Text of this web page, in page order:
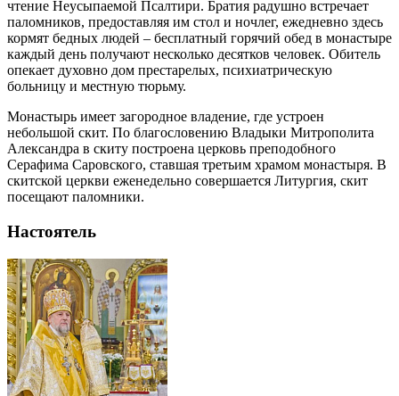
чтение Неусыпаемой Псалтири. Братия радушно встречает
паломников, предоставляя им стол и ночлег, ежедневно здесь
кормят бедных людей – бесплатный горячий обед в монастыре
каждый день получают несколько десятков человек. Обитель
опекает духовно дом престарелых, психиатрическую
больницу и местную тюрьму.
Монастырь имеет загородное владение, где устроен
небольшой скит. По благословению Владыки Митрополита
Александра в скиту построена церковь преподобного
Серафима Саровского, ставшая третьим храмом монастыря. В
скитской церкви еженедельно совершается Литургия, скит
посещают паломники.
Настоятель